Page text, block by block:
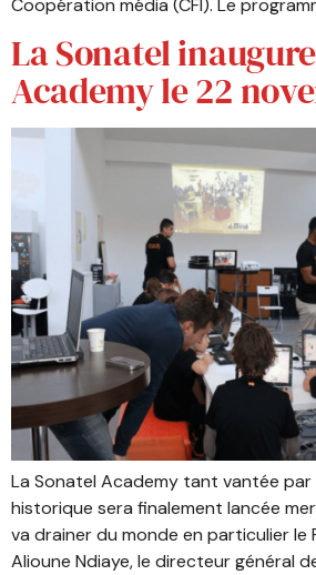
Coopération média (CFI). Le
La Sonatel
Academy le 22
La Sonatel Academy tant vantée par
historique sera finalement lancée
va drainer du monde en particulier le
Alioune Ndiaye, le directeur général